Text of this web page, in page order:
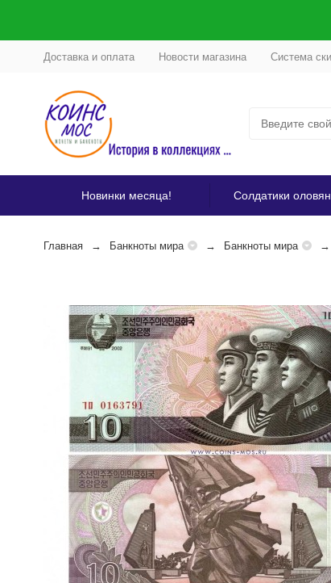
Доставка и оплата Новости магазина Система
Новинки месяца! Солдатики
Главная Банкноты мира Банкноты мира